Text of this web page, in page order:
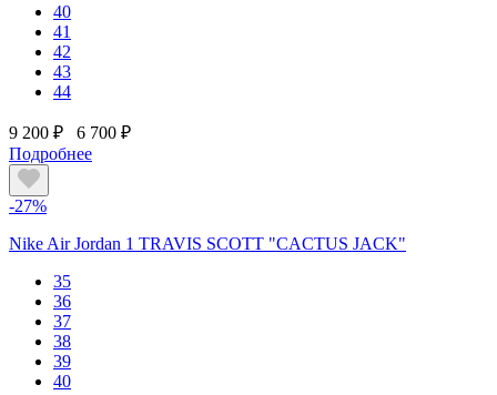
40
41
42
43
44
9 200 ₽
6 700 ₽
Подробнее
-27%
Nike Air Jordan 1 TRAVIS SCOTT "CACTUS JACK"
35
36
37
38
39
40